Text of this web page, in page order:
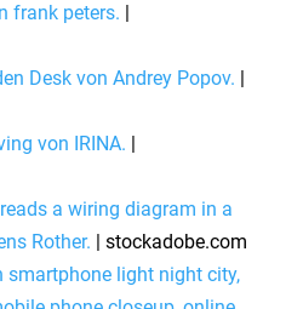
frank peters. |
Desk von Andrey Popov. |
von IRINA. |
a wiring diagram in a
Rother. | stockadobe.com
smartphone light night city,